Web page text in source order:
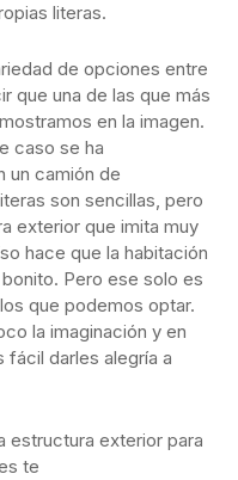
literas.
de opciones entre
que una de las que más
en la imagen.
caso se ha
un camión de
son sencillas, pero
exterior que imita muy
hace que la habitación
Pero ese solo es
que podemos optar.
la imaginación y en
darles alegría a
estructura exterior para
te